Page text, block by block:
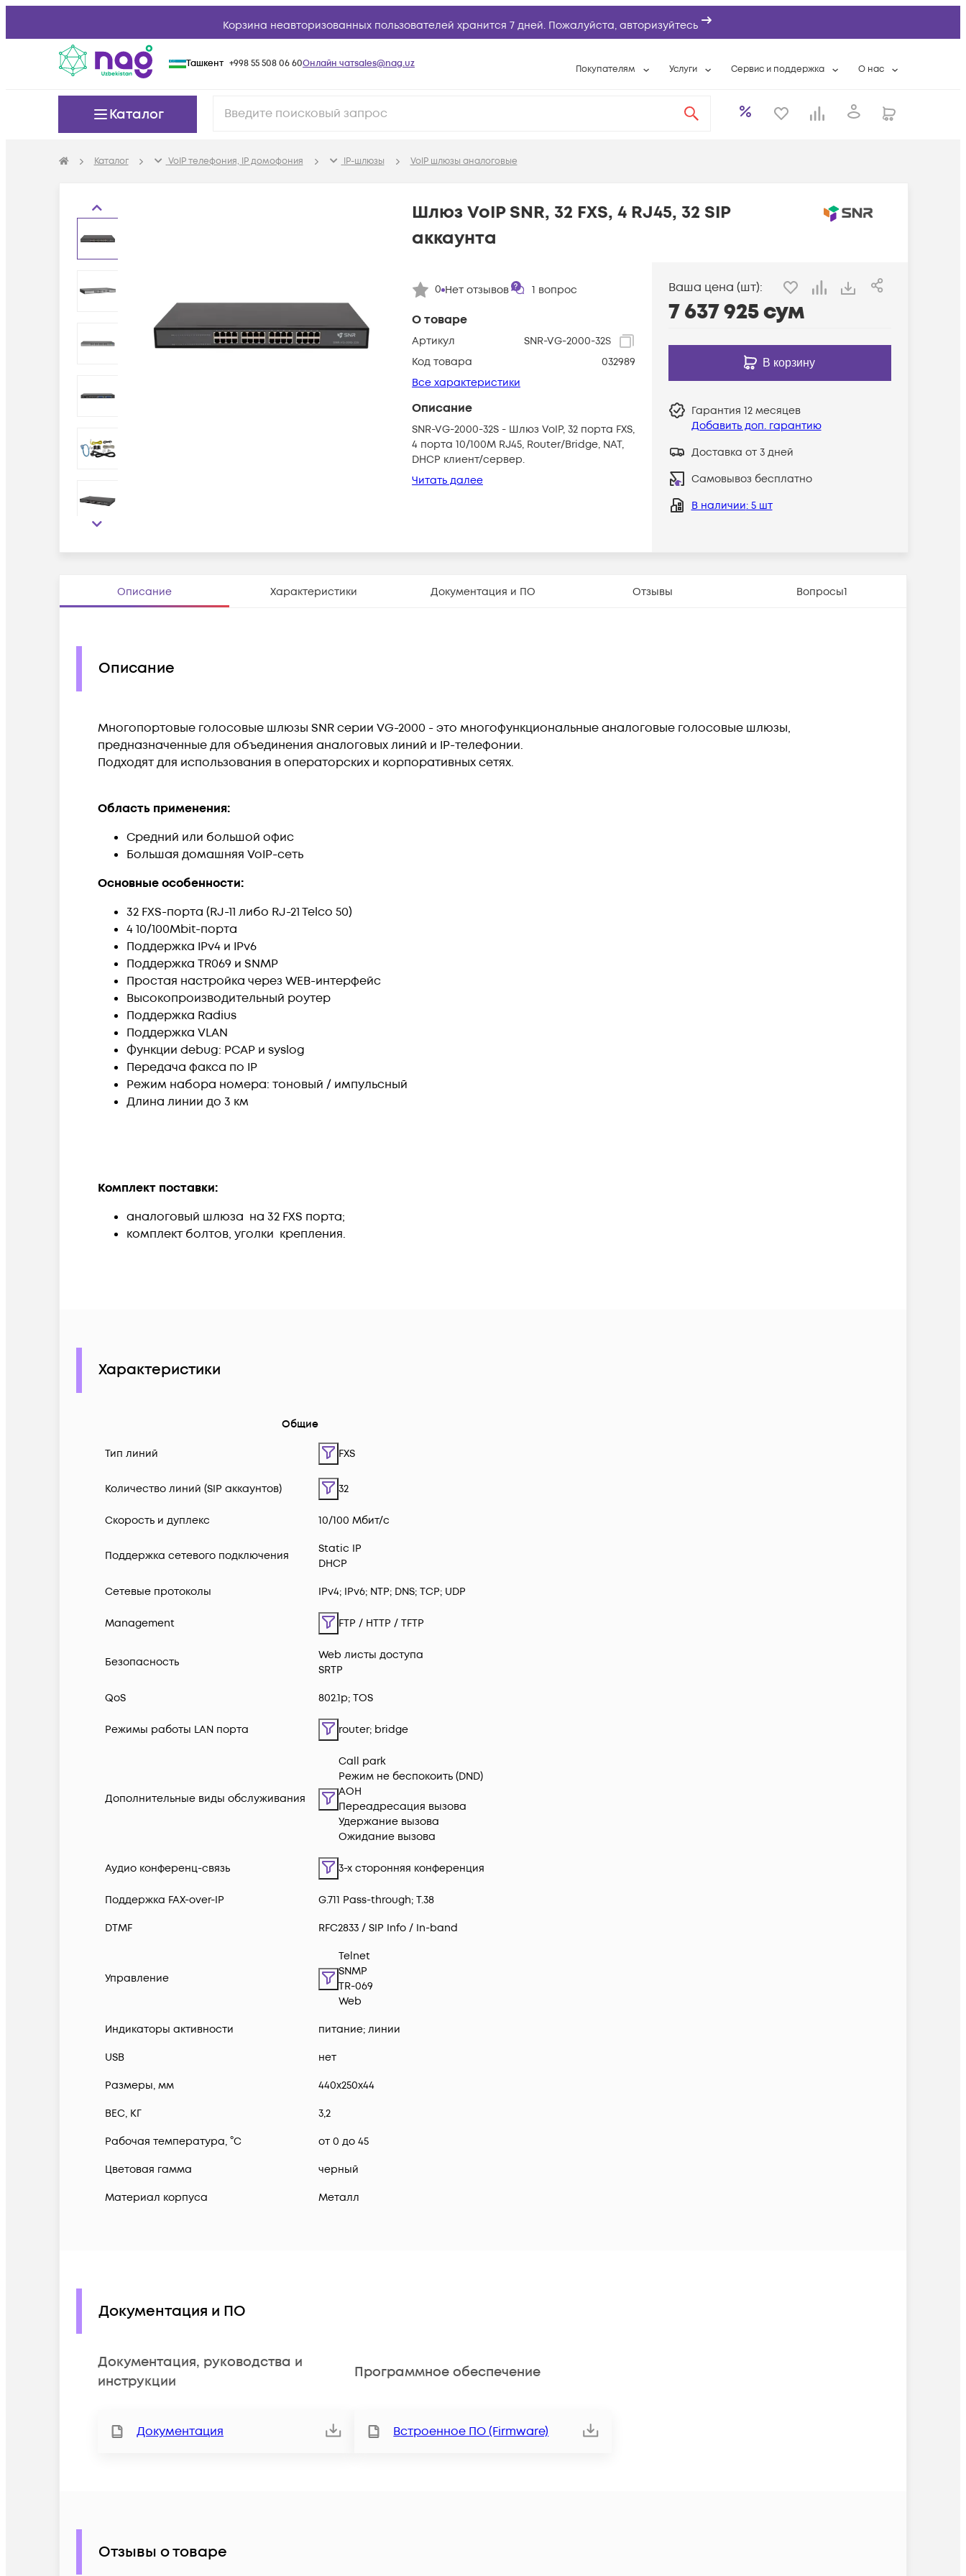
Корзина неавторизованных пользователей хранится 7 дней. Пожалуйста, авторизуйтесь
Ташкент +998 55 508 06 60Онлайн чатsales@nag.uz Покупателям
База знаний
Услуги
Расширенная гарантия
Сервис и поддержка
Разовые выездные работы
Условия оказания услуг
О нас
Контактная
Каталог
Каталог VoIP телефония, IP домофония IP-шлюзы VoIP шлюзы аналоговые
О товаре
Артикул
SNR-VG-2000-32S
Код товара
032989
Все характеристики
Описание
SNR-VG-2000-32S - Шлюз VoIP, 32 порта FXS,
4 порта 10/100M RJ45, Router/Bridge, NAT,
DHCP клиент/сервер.
Читать далее
Шлюз VoIP SNR, 32 FXS, 4 RJ45, 32 SIP
аккаунта
0 Нет отзывов 1 вопрос Ваша цена (шт):
7 637 925сум
В корзину
Гарантия 12 месяцев
Добавить доп. гарантию
Доставка от 3 дней
Самовывоз бесплатно
В наличии: 5 шт
Описание Характеристики Документация и ПО Отзывы Вопросы1
Описание
Многопортовые голосовые шлюзы SNR серии VG-2000 - это многофункциональные аналоговые голосовые шлюзы,
предназначенные для объединения аналоговых линий и IP-телефонии.
Подходят для использования в операторских и корпоративных сетях.
Область применения:
Средний или большой офис
Большая домашняя VoIP-сеть
Основные особенности:
32 FXS-порта (RJ-11 либо RJ-21 Telco 50)
4 10/100Mbit-порта
Поддержка IPv4 и IPv6
Поддержка TR069 и SNMP
Простая настройка через WEB-интерфейс
Высокопроизводительный роутер
Поддержка Radius
Поддержка VLAN
Функции debug: PCAP и syslog
Передача факса по IP
Режим набора номера: тоновый / импульсный
Длина линии до 3 км
Комплект поставки:
аналоговый шлюза на 32 FXS порта;
комплект болтов, уголки крепления.
Характеристики
Общие
Тип линий FXS
Количество линий (SIP аккаунтов) 32
Скорость и дуплекс 10/100 Мбит/с
Поддержка сетевого подключения
Static IP
DHCP
Сетевые протоколы IPv4; IPv6; NTP; DNS; TCP; UDP
Management FTP / HTTP / TFTP
Безопасность
Web листы доступа
SRTP
QoS 802.1p; TOS
Режимы работы LAN порта router; bridge
Дополнительные виды обслуживания
Call park
Режим не беспокоить (DND)
АОН
Переадресация вызова
Удержание вызова
Ожидание вызова
Аудио конференц-связь 3-х сторонняя конференция
Поддержка FAX-over-IP G.711 Pass-through; T.38
DTMF RFC2833 / SIP Info / In-band
Управление
Telnet
SNMP
TR-069
Web
Индикаторы активности питание; линии
USB нет
Размеры, мм 440x250x44
ВЕС, КГ 3,2
Рабочая температура, °C от 0 до 45
Цветовая гамма черный
Материал корпуса Металл
Документация и ПО
Документация, руководства и
инструкции
Документация
Программное обеспечение
Встроенное ПО (Firmware)
Отзывы о товаре